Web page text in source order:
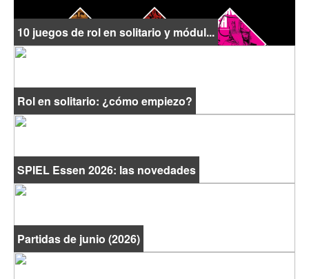
10 juegos de rol en solitario y módul...
Rol en solitario: ¿cómo empiezo?
SPIEL Essen 2026: las novedades
Partidas de junio (2026)